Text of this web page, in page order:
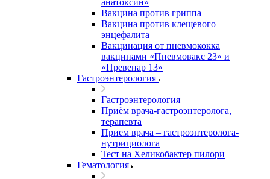
анатоксин»
Вакцина против гриппа
Вакцина против клещевого
энцефалита
Вакцинация от пневмококка
вакцинами «Пневмовакс 23» и
«Превенар 13»
Гастроэнтерология
Гастроэнтерология
Приём врача-гастроэнтеролога,
терапевта
Прием врача – гастроэнтеролога-
нутрициолога
Тест на Хеликобактер пилори
Гематология